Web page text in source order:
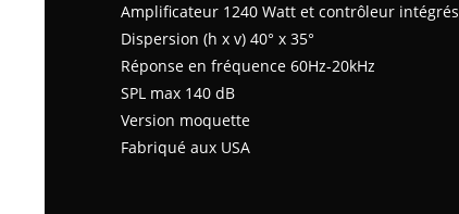
Amplificateur 1240 Watt et contrôleur intégrés
Dispersion (h x v) 40° x 35°
Réponse en fréquence 60Hz-20kHz
SPL max 140 dB
Version moquette
Fabriqué aux USA